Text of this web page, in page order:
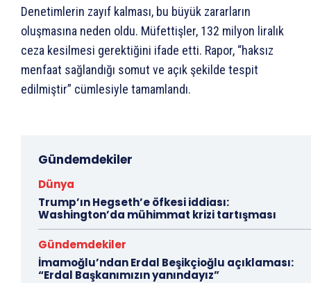
Denetimlerin zayıf kalması, bu büyük zararların
oluşmasına neden oldu. Müfettişler, 132 milyon liralık
ceza kesilmesi gerektiğini ifade etti. Rapor, “haksız
menfaat sağlandığı somut ve açık şekilde tespit
edilmiştir” cümlesiyle tamamlandı.
Gündemdekiler
Dünya
Trump’ın Hegseth’e öfkesi iddiası:
Washington’da mühimmat krizi tartışması
Gündemdekiler
İmamoğlu’ndan Erdal Beşikçioğlu açıklaması:
“Erdal Başkanımızın yanındayız”